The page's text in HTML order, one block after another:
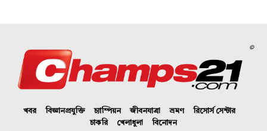
©
খবর বিজ্ঞানপ্রযুক্তি চ্যাম্পিয়ন জীবনযাত্রা ভ্রমণ
রিসোর্স সেন্টার
চাকরি
খেলাধুলা বিনোদন